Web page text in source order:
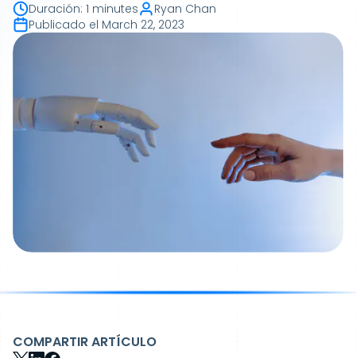
Duración: 1 minutes
Ryan Chan
Publicado el March 22, 2023
COMPARTIR ARTÍCULO